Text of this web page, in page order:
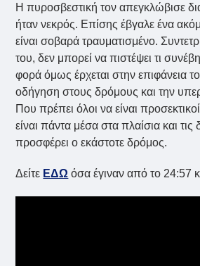
Η πυροσβεστική τον απεγκλώβισε
ήταν νεκρός. Επίσης έβγαλε ένα
είναι σοβαρά τραυματισμένο.
του, δεν μπορεί να πιστέψει τι
φορά όμως έρχεται στην επιφάνεια
οδήγηση στους δρόμους και την
Που πρέπει όλοι να είναι
είναι πάντα μέσα στα πλαίσια και τις
προσφέρει ο εκάστοτε δρόμος.
Δείτε ΕΔΩ όσα έγιναν από το 24:57